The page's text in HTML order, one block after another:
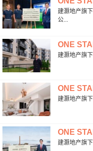
建灏地产旗
公...
ONE
建灏地产旗
ONE
建灏地产旗
ONE
建灏地产旗